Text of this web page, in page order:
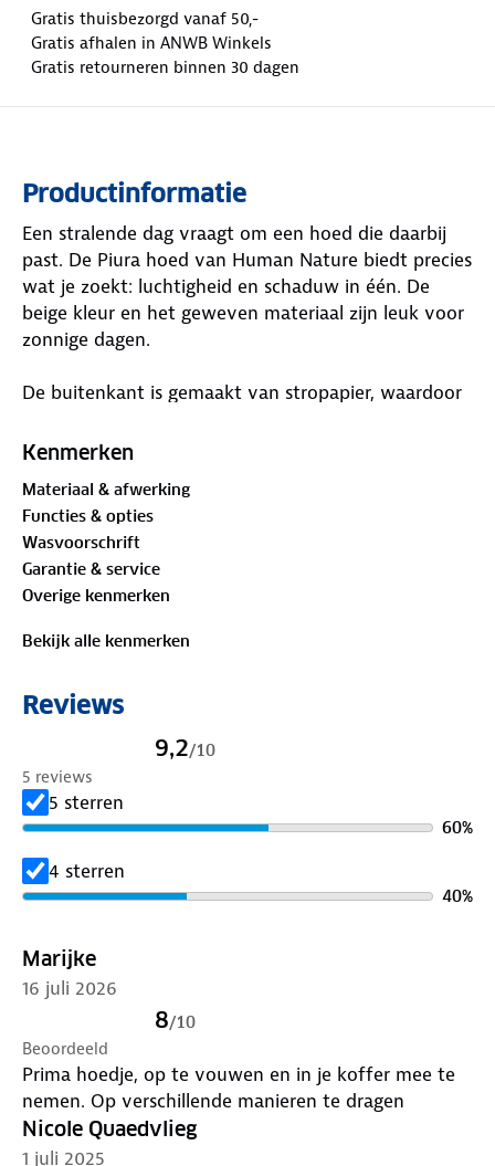
Gratis thuisbezorgd vanaf 50,-
Gratis afhalen in ANWB Winkels
Gratis retourneren binnen 30 dagen
Productinformatie
Een stralende dag vraagt om een hoed die daarbij
past. De Piura hoed van Human Nature biedt precies
wat je zoekt: luchtigheid en schaduw in één. De
beige kleur en het geweven materiaal zijn leuk voor
zonnige dagen.
De buitenkant is gemaakt van stropapier, waardoor
vind je een handige tape-tunnel met een elastische
afstellen. Het elastische uiteinde is netjes
weggewerkt aan de achterkant. Geniet van een
zonnige dag. Wat zijn jouw plannen?
Materiaal:
Buitenstof: 100% stropapier
Kenmerken
Materiaal & afwerking
Functies & opties
Wasvoorschrift
Garantie & service
Overige kenmerken
Bekijk alle kenmerken
Reviews
9,2/10
5 reviews
5 sterren
60%
4 sterren
40%
Marijke
16 juli 2026
8/10
Beoordeeld
Prima hoedje, op te vouwen en in je koffer mee te
nemen. Op verschillende manieren te dragen
Nicole Quaedvlieg
1 juli 2025